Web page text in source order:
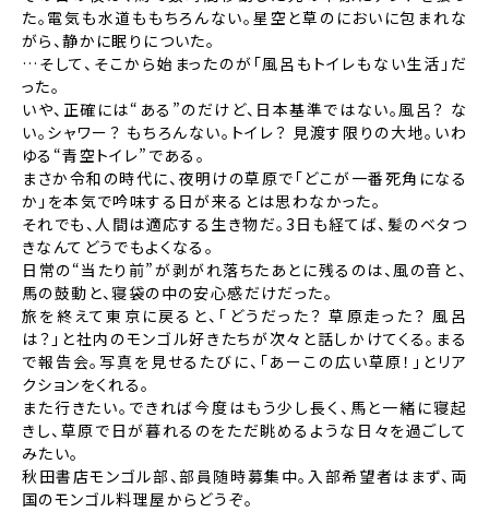
た。電気も水道ももちろんない。 星空と草のにおいに包まれな
がら、静かに眠りについた。
…そして、そこから始まったのが「風呂もトイレもない生活」だ
った。
いや、正確には“ある”のだけど、日本基準ではない。風呂？ な
い。シャワー？ もちろんない。トイレ？ 見渡す限りの大地。 いわ
ゆる“青空トイレ”である。
まさか令和の時代に、夜明けの草原で「どこが一番死角になる
か」を本気で吟味する日が来るとは思わなかった。
それでも、人間は適応する生き物だ。3日も経てば、髪のベタつ
きなんてどうでもよくなる。
日常の“当たり前”が剥がれ落ちたあとに残るのは、風の音と、
馬の鼓動と、寝袋の中の安心感だけだった。
旅を終えて東京に戻ると、「どうだった？ 草原走った？ 風呂
は？」と社内のモンゴル好きたちが次々と話しかけてくる。まる
で報告会。 写真を見せるたびに、「あーこの広い草原！」とリア
クションをくれる。
また行きたい。できれば今度はもう少し長く、馬と一緒に寝起
きし、草原で日が暮れるのをただ眺めるような日々を過ごして
みたい。
秋田書店モンゴル部、部員随時募集中。入部希望者はまず、両
国のモンゴル料理屋からどうぞ。